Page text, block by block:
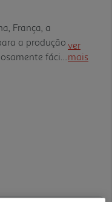
França, a
a produção
fácil
e
ver
mais